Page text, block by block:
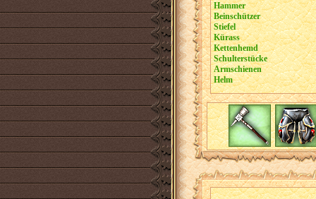
Hammer
Beinschützer
Stiefel
Kürass
Kettenhemd
Schulterstücke
Armschienen
Helm